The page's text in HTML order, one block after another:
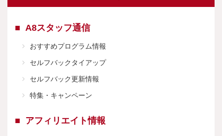
A8スタッフ通信
おすすめプログラム情報
セルフバックタイアップ
セルフバック更新情報
特集・キャンペーン
アフィリエイト情報